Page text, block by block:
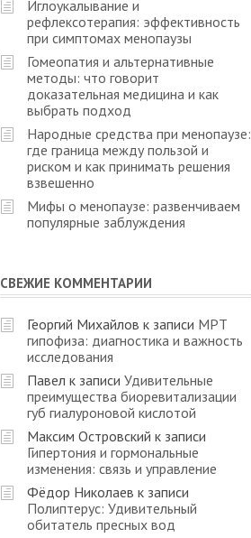
Иглоукалывание и
рефлексотерапия: эффективность
при симптомах менопаузы
Гомеопатия и альтернативные
методы: что говорит
доказательная медицина и как
выбрать подход
Народные средства при менопаузе:
где граница между пользой и
риском и как принимать решения
взвешенно
Мифы о менопаузе: развенчиваем
популярные заблуждения
СВЕЖИЕ КОММЕНТАРИИ
Георгий Михайлов к записи МРТ
гипофиза: диагностика и важность
исследования
Павел к записи Удивительные
преимущества биоревитализации
губ гиалуроновой кислотой
Максим Островский к записи
Гипертония и гормональные
изменения: связь и управление
Фёдор Николаев к записи
Полиптерус: Удивительный
обитатель пресных вод